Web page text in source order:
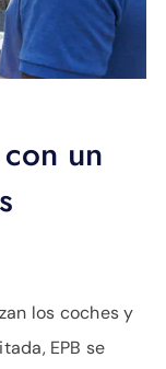
un
los coches y
EPB se